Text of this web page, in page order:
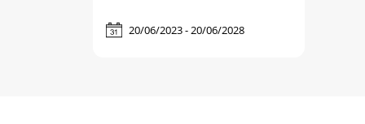
20/06/2023 - 20/06/2028